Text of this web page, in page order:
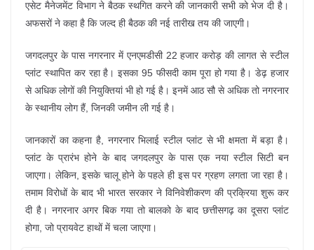
एसेट मैनेजमेंट विभाग ने बैठक स्थगित करने की जानकारी सभी को भेज दी है।
अफसरों ने कहा है कि जल्द ही बैठक की नई तारीख तय की जाएगी।
जगदलपुर के पास नगरनार में एनएमडीसी 22 हजार करोड़ की लागत से स्टील
प्लांट स्थापित कर रहा है। इसका 95 फीसदी काम पूरा हो गया है। डेढ़ हजार
से अधिक लोगों की नियुक्तियां भी हो गई है। इनमें आठ सौ से अधिक तो नगरनार
के स्थानीय लोग हैं, जिनकी जमीन ली गई है।
जानकारों का कहना है, नगरनार भिलाई स्टील प्लांट से भी क्षमता में बड़ा है।
प्लांट के प्रारंभ होने के बाद जगदलपुर के पास एक नया स्टील सिटी बन
जाएगा। लेकिन, इसके चालू होने के पहले ही इस पर ग्रहण लगता जा रहा है।
तमाम विरोधों के बाद भी भारत सरकार ने विनिवेशीकरण की प्रक्रिया शुरू कर
दी है। नगरनार अगर बिक गया तो बालको के बाद छत्तीसगढ़ का दूसरा प्लांट
होगा, जो प्रायवेट हाथों में चला जाएगा।